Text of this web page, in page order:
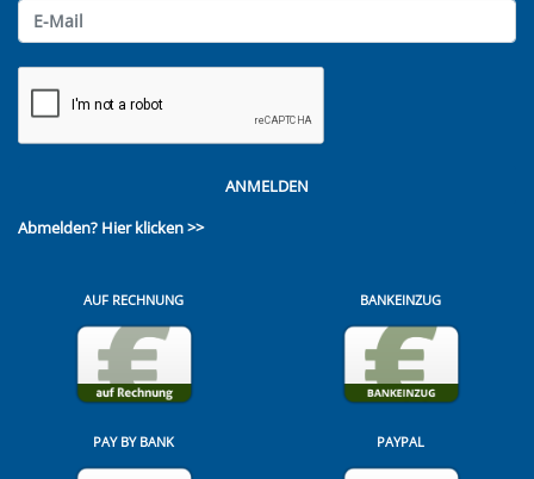
ANMELDEN
Abmelden? Hier klicken >>
AUF RECHNUNG BANKEINZUG
PAY BY BANK PAYPAL